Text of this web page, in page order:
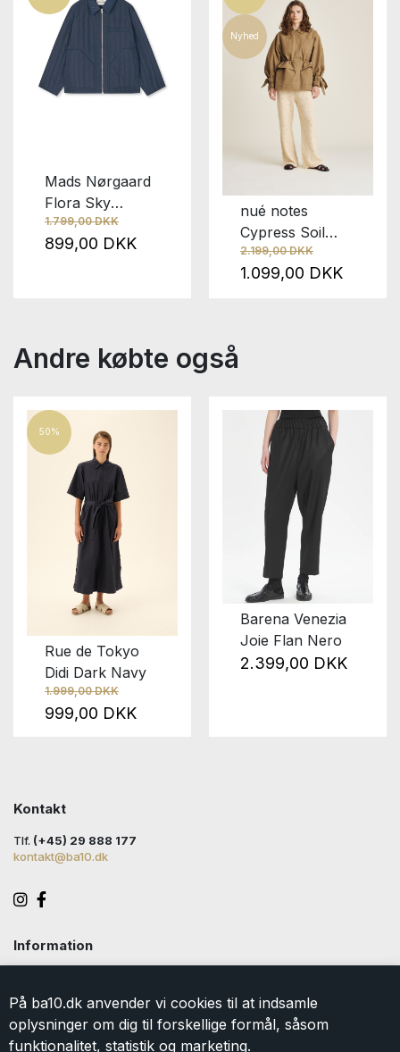
På ba10.dk anvender vi cookies til at indsamle
oplysninger om dig til forskellige formål, såsom
funktionalitet, statistik og marketing.
Mads Nørgaard
Flora Sky
Captain
1.799,00 DKK
899,00 DKK
Nyhed
nué notes
Cypress Soil
Brown
2.199,00 DKK
1.099,00 DKK
Andre købte også
50%
Rue de Tokyo
Didi Dark Navy
1.999,00 DKK
999,00 DKK
Barena Venezia
Joie Flan Nero
2.399,00 DKK
Kontakt
Tlf. (+45) 29 888 177
kontakt@ba10.dk
Information
Levering
Returlabel
Persondatapolitik